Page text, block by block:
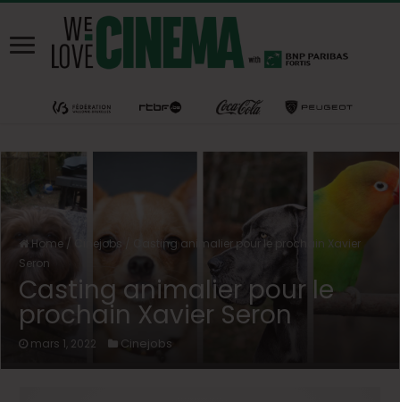
Home / Cinejobs
Casting animalier pour le prochain Xavier
Seron
Casting animalier pour le
prochain Xavier Seron
mars 1, 2022 Cinejobs